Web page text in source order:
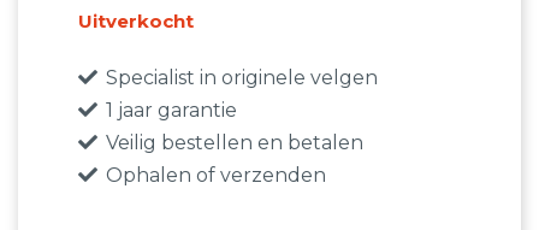
€3.999,00.
€1.295,00.
Uitverkocht
Specialist in originele velgen
1 jaar garantie
Veilig bestellen en betalen
Ophalen of verzenden